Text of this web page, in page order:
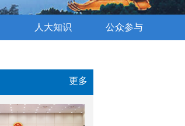
人大知识 公众参与
更多